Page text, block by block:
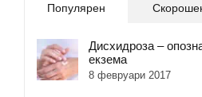
Популярен
Дисхидроза –
екзема
8 февруари 2017